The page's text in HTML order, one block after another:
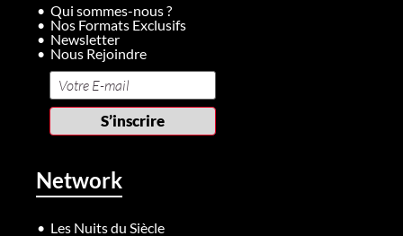
Qui sommes-nous ?
Nos Formats Exclusifs
Newsletter
Nous Rejoindre
Network
Les Nuits du Siècle